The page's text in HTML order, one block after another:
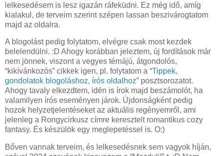
lelkesedésem is lesz igazán ráfeküdni. Ez még idő, amíg
kialakul, de terveim szerint szépen lassan beszivárogtatom
majd az oldalra.
A blogolást pedig folytatom, elvégre csak most kezdek
belelendülni. :D Ahogy korábban jeleztem, új fordítások már
nem jönnek, viszont a vegyes témájú, átgondolós,
“kikívánkozós” cikkek igen, pl. folytatom a “Tippek,
gondolatok blogoláshoz, írós oldalhoz” posztsorozatot.
Ahogy tavaly elkezdtem, idén is írok majd beszámolót, ha
valamilyen írós eseményen járok. Újdonságként pedig
hozok helyzetjelentéseket az aktuális regényemről, ami
jelenleg a Rongycirkusz címre keresztelt romantikus cozy
fantasy. És készülök egy meglepetéssel is. O:)
Bőven vannak terveim, és lelkesedésnek sem vagyok híján,